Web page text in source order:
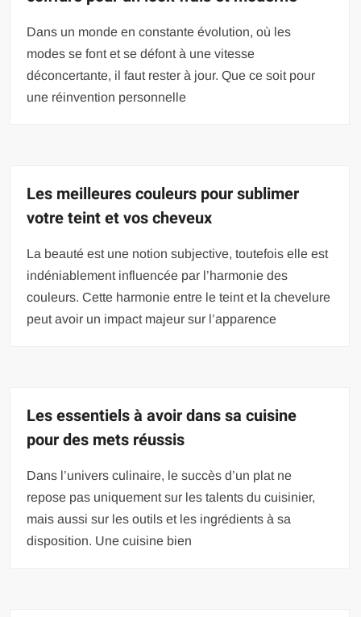
Dans un monde en constante évolution, où les
modes se font et se défont à une vitesse
déconcertante, il faut rester à jour. Que ce soit pour
une réinvention personnelle
Les meilleures couleurs pour sublimer
votre teint et vos cheveux
La beauté est une notion subjective, toutefois elle est
indéniablement influencée par l’harmonie des
couleurs. Cette harmonie entre le teint et la chevelure
peut avoir un impact majeur sur l’apparence
Les essentiels à avoir dans sa cuisine
pour des mets réussis
Dans l’univers culinaire, le succès d’un plat ne
repose pas uniquement sur les talents du cuisinier,
mais aussi sur les outils et les ingrédients à sa
disposition. Une cuisine bien